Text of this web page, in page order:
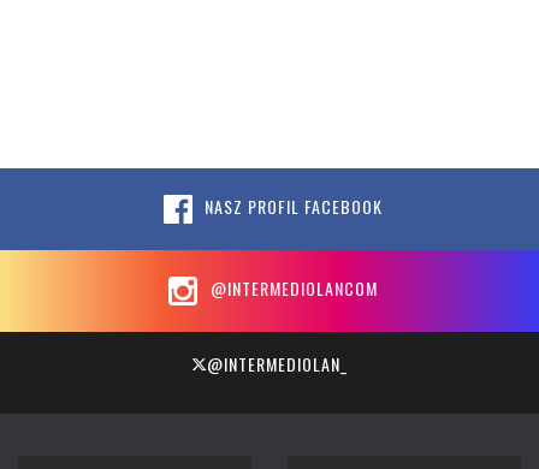
NASZ PROFIL FACEBOOK
@INTERMEDIOLANCOM
@INTERMEDIOLAN_